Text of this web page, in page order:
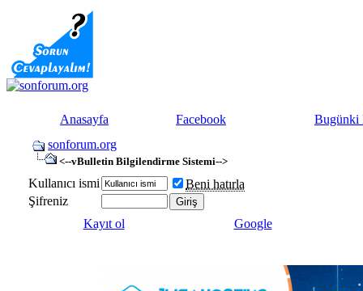
Anasayfa Facebook
Bugünki
sonforum.org
<--vBulletin Bilgilendirme Sistemi-->
Kullanıcı ismi
Beni hatırla
Şifreniz
Kayıt ol
Google